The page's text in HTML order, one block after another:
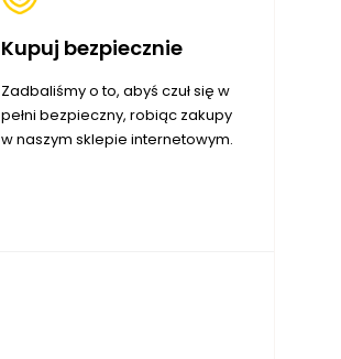
Kupuj bezpiecznie
Zadbaliśmy o to, abyś czuł się w
pełni bezpieczny, robiąc zakupy
w naszym sklepie internetowym.